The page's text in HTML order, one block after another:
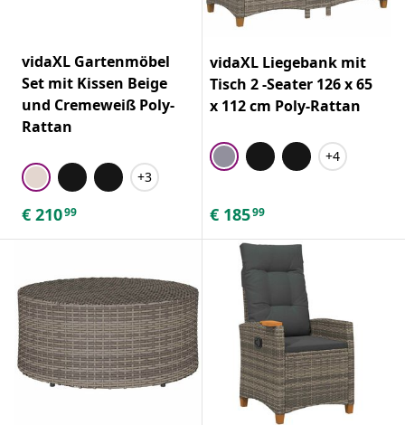
vidaXL Gartenmöbel
Set mit Kissen Beige
und Cremeweiß Poly-
Rattan
+3
€ 21099
vidaXL Liegebank mit
Tisch 2 -Seater 126 x 65
x 112 cm Poly-Rattan
+4
€ 18599